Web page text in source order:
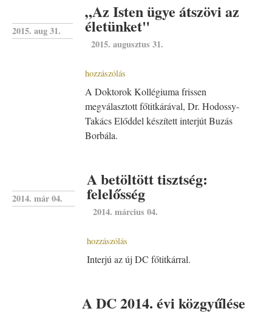
2015. aug 31.
„Az Isten ügye átszövi az
életünket"
2015. augusztus 31.
hozzászólás
A Doktorok Kollégiuma frissen
megválasztott főtitkárával, Dr. Hodossy-
Takács Előddel készített interjút Buzás
Borbála.
2014. már 04.
A betöltött tisztség:
felelősség
2014. március 04.
hozzászólás
Interjú az új DC főtitkárral.
A DC 2014. évi közgyűlése